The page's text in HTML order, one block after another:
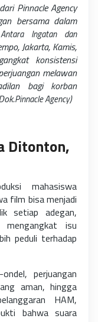
Pinnacle Agency
bersama dalam
Antara Ingatan dan
Jakarta, Kamis,
konsistensi
melawan
bagi korban
Pinnacle Agency)
Ditonton,
mahasiswa
film bisa menjadi
setiap adegan,
mengangkat isu
peduli terhadap
perjuangan
aman, hingga
HAM,
bahwa suara